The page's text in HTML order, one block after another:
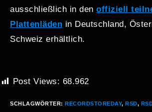
ausschließlich in den offiziell
Plattenläden in Deutschland,
Schweiz erhältlich.
Post Views: 68.962
SCHLAGWÖRTER: RECORDSTOREDAY, RSD,